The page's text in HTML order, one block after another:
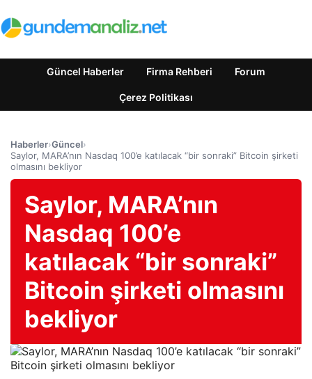
Güncel Haberler Firma Rehberi Forum
Çerez Politikası
Haberler›Güncel›
Saylor, MARA’nın Nasdaq 100’e katılacak “bir sonraki” Bitcoin şirketi
olmasını bekliyor
Saylor, MARA’nın
Nasdaq 100’e
katılacak “bir sonraki”
Bitcoin şirketi olmasını
bekliyor